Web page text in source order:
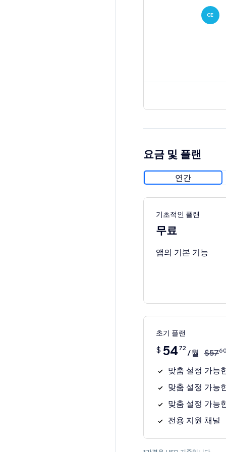
CE
요금 및 플랜
연간
기초적인 플랜
무료
앱의 기본 기능
초기 플랜
$ 54 72 /월 $57
맞춤 설정 가능
맞춤 설정 가능
맞춤 설정 가능
전용 지원 채널